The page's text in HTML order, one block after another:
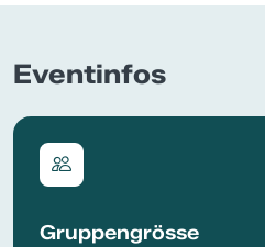
Eventinfos
Gruppengrösse